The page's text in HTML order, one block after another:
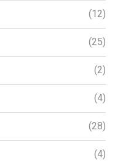
(12)
(25)
(2)
(4)
(28)
(4)